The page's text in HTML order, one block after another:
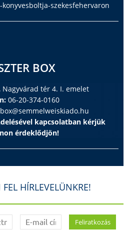
szekesfehervaron
BOX
Nagyvárad tér 4. I. emelet
06-20-374-0160
kapcsolatban kérjük
érdeklődjön!
HÍRLEVELÜNKRE!